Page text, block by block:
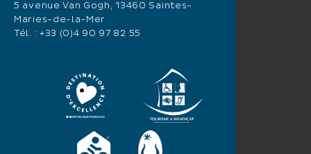
5 avenue Van Gogh, 13460 Saintes-
Maries-de-la-Mer
Tél. : +33 (0)4 90 97 82 55